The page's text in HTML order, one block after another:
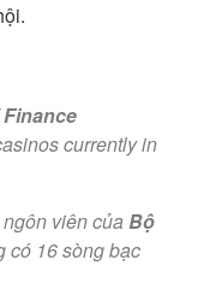
currently in
viên củaBộ
có 16 sòng bạc